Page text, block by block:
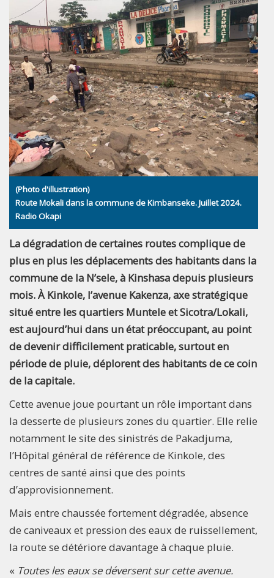
(Photo d'illustration)
Route Mokali dans la commune de Kimbanseke. Juillet 2024.
Radio Okapi
La dégradation de certaines routes complique de
plus en plus les déplacements des habitants dans la
commune de la N’sele, à Kinshasa depuis plusieurs
mois. À Kinkole, l’avenue Kakenza, axe stratégique
situé entre les quartiers Muntele et Sicotra/Lokali,
est aujourd’hui dans un état préoccupant, au point
de devenir difficilement praticable, surtout en
période de pluie, déplorent des habitants de ce coin
de la capitale.
Cette avenue joue pourtant un rôle important dans
la desserte de plusieurs zones du quartier. Elle relie
notamment le site des sinistrés de Pakadjuma,
l’Hôpital général de référence de Kinkole, des
centres de santé ainsi que des points
d’approvisionnement.
Mais entre chaussée fortement dégradée, absence
de caniveaux et pression des eaux de ruissellement,
la route se détériore davantage à chaque pluie.
« Toutes les eaux se déversent sur cette avenue.